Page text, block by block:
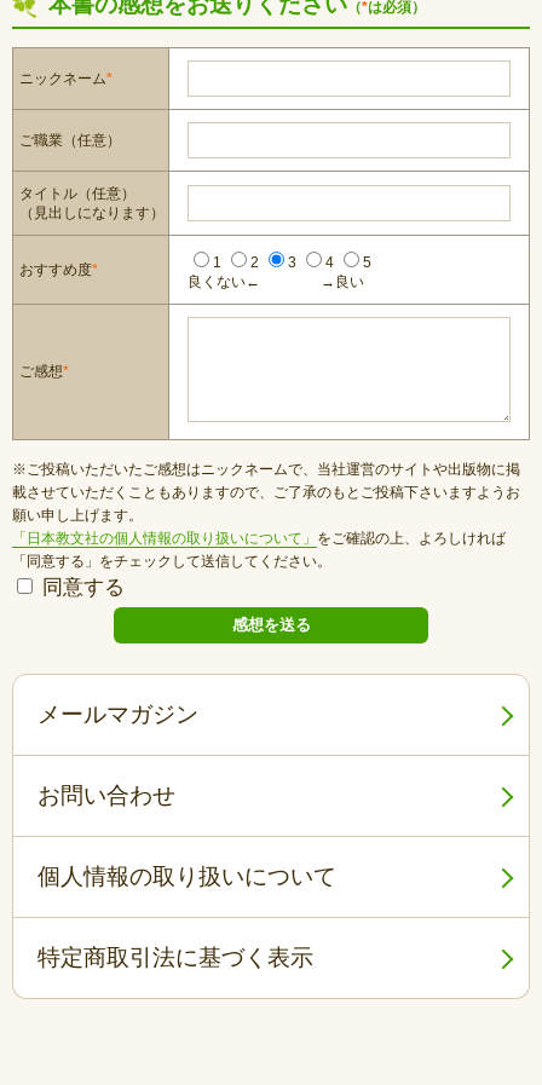
（*は必須）
ニックネーム*
ご職業（任意）
タイトル（任意）
（見出しになります）
おすすめ度* 1 2 3 4
5
良くない←
→良い
ご感想*
※ご投稿いただいたご感想はニックネームで、当社運営のサイトや出版物に掲
載させていただくこともありますので、ご了承のもとご投稿下さいますようお
願い申し上げます。
「日本教文社の個人情報の取り扱いについて」 をご確認の上、よろしければ
「同意する」をチェックして送信してください。
同意する
メールマガジン
お問い合わせ
個人情報の取り扱いについて
特定商取引法に基づく表示